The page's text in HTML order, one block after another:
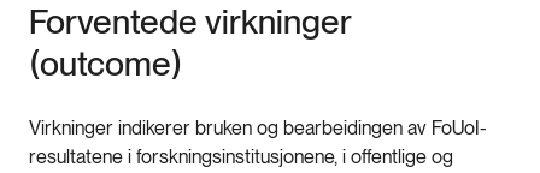
Forventede virkninger
(outcome)
Virkninger indikerer bruken og bearbeidingen av FoUoI-
resultatene i forskningsinstitusjonene, i offentlige og